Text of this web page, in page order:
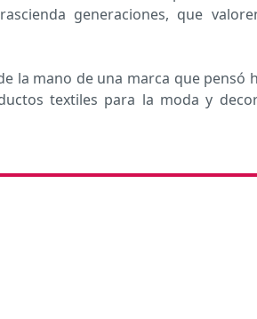
generaciones, que
la mano de una marca que pensó
textiles para la moda y